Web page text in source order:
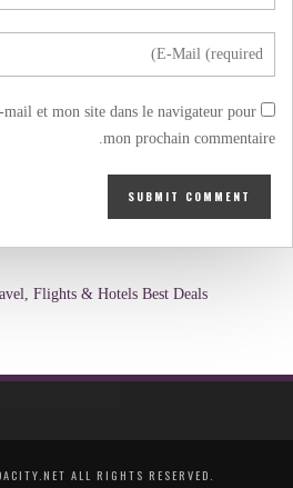
et mon site dans le navigateur pour
mon prochain commentaire.
Flights & Hotels Best Deals
ALL RIGHTS RESERVED.